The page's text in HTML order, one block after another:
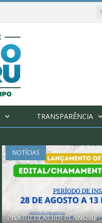
TRANSPARÊNCIA
NOTÍCIAS
PNAB (LEI ALDIR BLANC II) –